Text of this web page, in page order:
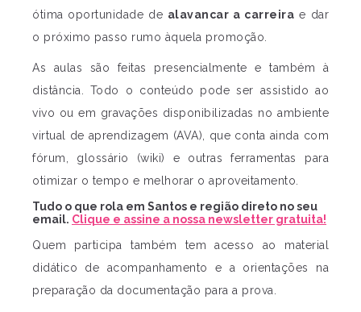
ótima oportunidade de alavancar a carreira e dar
o próximo passo rumo àquela promoção.
As aulas são feitas presencialmente e também à
distância. Todo o conteúdo pode ser assistido ao
vivo ou em gravações disponibilizadas no ambiente
virtual de aprendizagem (AVA), que conta ainda com
fórum, glossário (wiki) e outras ferramentas para
otimizar o tempo e melhorar o aproveitamento.
Tudo o que rola em Santos e região direto no seu
email. Clique e assine a nossa newsletter gratuita!
Quem participa também tem acesso ao material
didático de acompanhamento e a orientações na
preparação da documentação para a prova.